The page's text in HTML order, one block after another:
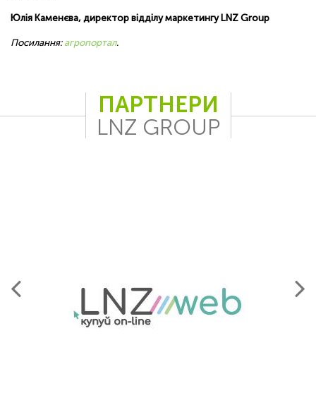
Юлія Каменєва, директор відділу маркетингу LNZ Group
Посилання:агропортал.
ПАРТНЕРИ
LNZ GROUP